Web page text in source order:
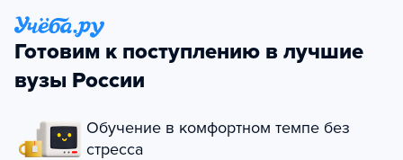
Готовим к поступлению в лучшие
вузы России
Обучение в комфортном темпе без
стресса